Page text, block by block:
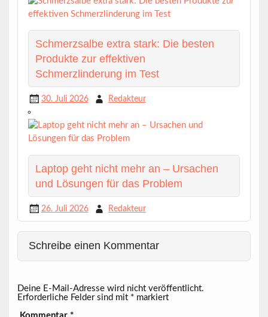
Schmerzsalbe extra stark: Die besten
Produkte zur effektiven
Schmerzlinderung im Test
30. Juli 2026 Redakteur
Laptop geht nicht mehr an – Ursachen
und Lösungen für das Problem
26. Juli 2026 Redakteur
Schreibe einen Kommentar
Deine E-Mail-Adresse wird nicht veröffentlicht.
Erforderliche Felder sind mit *markiert